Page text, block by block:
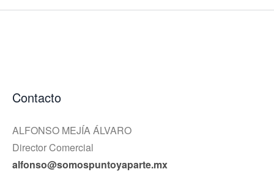
Contacto
ALFONSO MEJÍA ÁLVARO
Director Comercial
alfonso@somospuntoyaparte.mx